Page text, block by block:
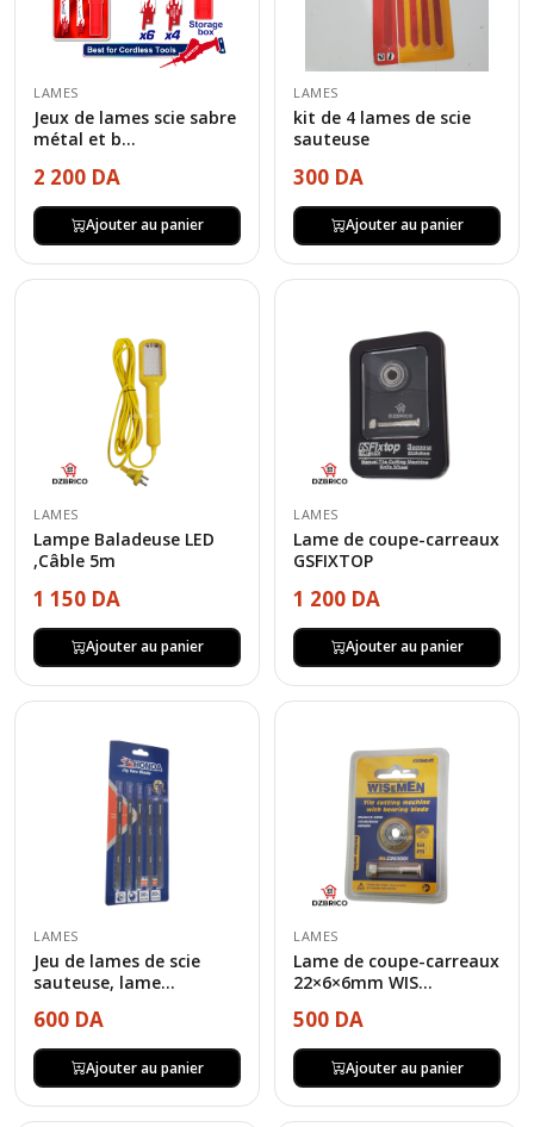
LAMES
Jeux de lames scie sabre
métal et b...
2 200 DA
Ajouter au panier
LAMES
kit de 4 lames de scie
sauteuse
300 DA
Ajouter au panier
LAMES
Lampe Baladeuse LED
,Câble 5m
1 150 DA
Ajouter au panier
LAMES
Lame de coupe-carreaux
GSFIXTOP
1 200 DA
Ajouter au panier
LAMES
Jeu de lames de scie
sauteuse, lame...
600 DA
Ajouter au panier
LAMES
Lame de coupe-carreaux
22×6×6mm WIS...
500 DA
Ajouter au panier